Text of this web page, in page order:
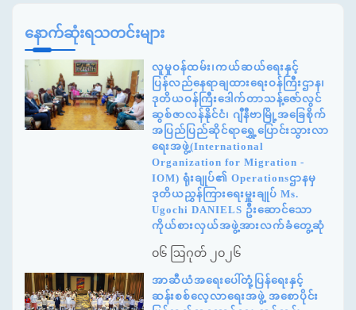
နောက်ဆုံးရသတင်းများ
လူမှုဝန်ထမ်း၊ကယ်ဆယ်ရေးနှင့်
ပြန်လည်နေရာချထားရေးဝန်ကြီးဌာန၊
ဒုတိယဝန်ကြီးဒေါက်တာသန့်ဇော်လွင်
ဆွစ်ဇာလန်နိုင်ငံ၊ ဂျီနီဗာမြို့အခြေစိုက်
အပြည်ပြည်ဆိုင်ရာရွှေ့ပြောင်းသွားလာ
ရေးအဖွဲ့(International
Organization for Migration -
IOM) ရုံးချုပ်၏ Operationsဌာနမှ
ဒုတိယညွှန်ကြားရေးမှူးချုပ် Ms.
Ugochi DANIELS ဦးဆောင်သော
ကိုယ်စားလှယ်အဖွဲ့အားလက်ခံတွေ့ဆုံ
၀၆ ဩဂုတ် ၂၀၂၆
အာဆီယံအရေးပေါ်တုံ့ပြန်ရေးနှင့်
ဆန်းစစ်လေ့လာရေးအဖွဲ့ အစောပိုင်း